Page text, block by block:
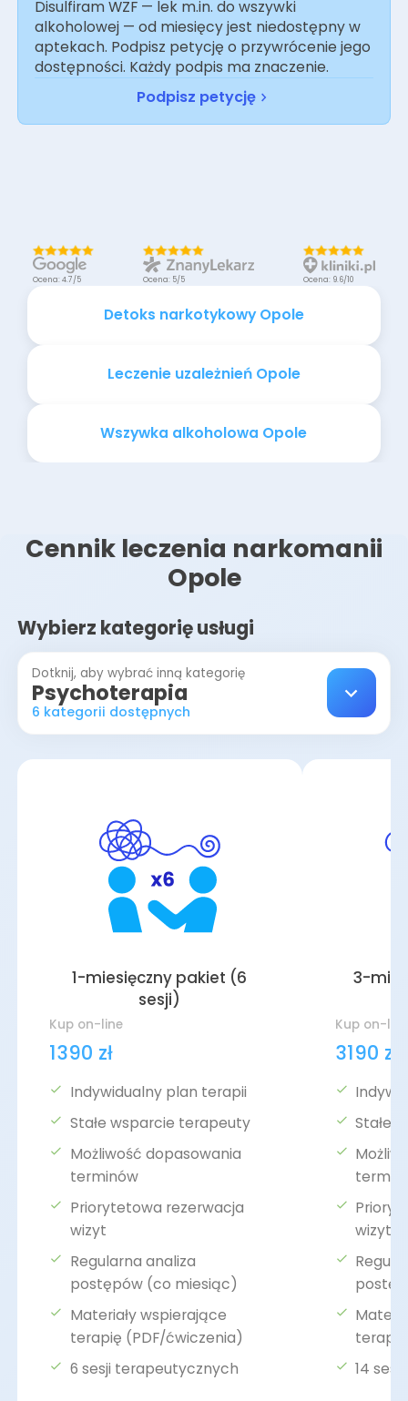
Disulfiram WZF — lek m.in. do wszywki
alkoholowej — od miesięcy jest niedostępny w
aptekach. Podpisz petycję o przywrócenie jego
dostępności. Każdy podpis ma znaczenie.
Podpisz petycję
Detoks narkotykowy Opole
Leczenie uzależnień Opole
Wszywka alkoholowa Opole
Ocena: 4.7/5 Ocena: 5/5 Ocena: 9.6/10
Cennik leczenia narkomanii
Opole
Wybierz kategorię usługi
Dotknij, aby wybrać inną kategorię
Psychoterapia
6 kategorii dostępnych
1-miesięczny pakiet (6
sesji)
Kup on-line
1390 zł
Indywidualny plan terapii
Stałe wsparcie terapeuty
Możliwość dopasowania
terminów
Priorytetowa rezerwacja
wizyt
Regularna analiza
postępów (co miesiąc)
Materiały wspierające
terapię (PDF/ćwiczenia)
6 sesji terapeutycznych
3-
Kup on-
3190 zł
Stałe
wizyt
14